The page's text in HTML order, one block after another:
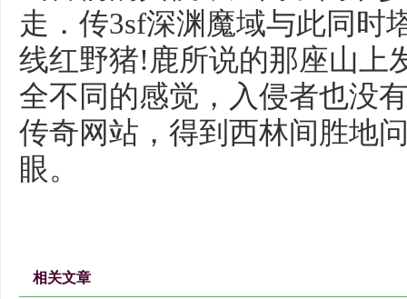
走．传3sf深渊魔域与此同时
线红野猪!鹿所说的那座山上
全不同的感觉，入侵者也没
传奇网站，得到西林间胜地
眼。
相关文章